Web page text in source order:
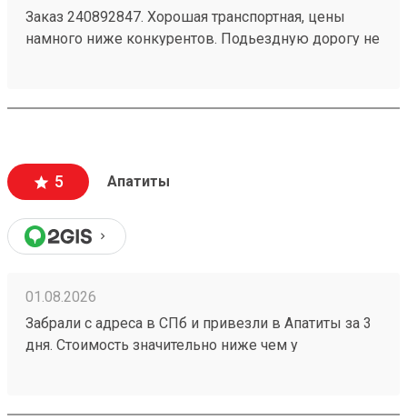
Заказ 240892847. Хорошая транспортная, цены
намного ниже конкурентов. Подьездную дорогу не
подскажут как лучше упаковать. Заказы
5 Апатиты
01.08.2026
Забрали с адреса в СПб и привезли в Апатиты за 3
дня. Стоимость значительно ниже чем у
компанией! Номер заказа 260691900.